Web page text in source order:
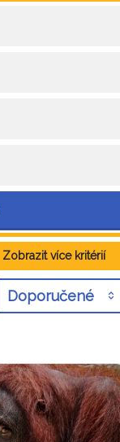
Zobrazit více kritérií
Doporučené